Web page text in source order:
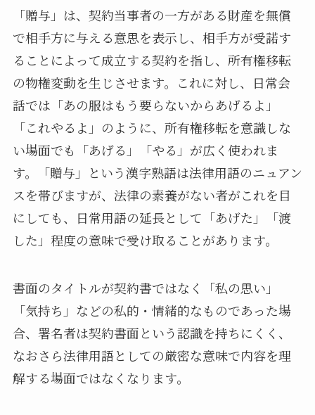
「贈与」は、契約当事者の一方がある財産を無償
で相手方に与える意思を表示し、相手方が受諾す
ることによって成立する契約を指し、所有権移転
の物権変動を生じさせます。これに対し、日常会
話では「あの服はもう要らないからあげるよ」
「これやるよ」のように、所有権移転を意識しな
い場面でも「あげる」「やる」が広く使われま
す。「贈与」という漢字熟語は法律用語のニュアン
スを帯びますが、法律の素養がない者がこれを目
にしても、日常用語の延長として「あげた」「渡
した」程度の意味で受け取ることがあります。
書面のタイトルが契約書ではなく「私の思い」
「気持ち」などの私的・情緒的なものであった場
合、署名者は契約書面という認識を持ちにくく、
なおさら法律用語としての厳密な意味で内容を理
解する場面ではなくなります。